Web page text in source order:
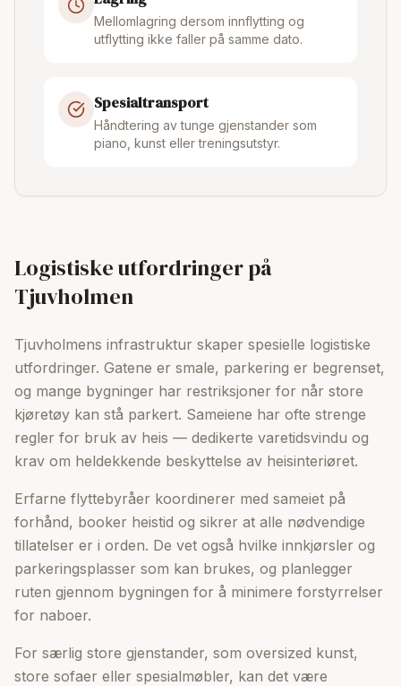
Mellomlagring dersom innflytting og
utflytting ikke faller på samme dato.
Spesialtransport
Håndtering av tunge gjenstander som
piano, kunst eller treningsutstyr.
Logistiske utfordringer på
Tjuvholmen
Tjuvholmens infrastruktur skaper spesielle logistiske
utfordringer. Gatene er smale, parkering er begrenset,
og mange bygninger har restriksjoner for når store
kjøretøy kan stå parkert. Sameiene har ofte strenge
regler for bruk av heis — dedikerte varetidsvindu og
krav om heldekkende beskyttelse av heisinteriøret.
Erfarne flyttebyråer koordinerer med sameiet på
forhånd, booker heistid og sikrer at alle nødvendige
tillatelser er i orden. De vet også hvilke innkjørsler og
parkeringsplasser som kan brukes, og planlegger
ruten gjennom bygningen for å minimere forstyrrelser
for naboer.
For særlig store gjenstander, som oversized kunst,
store sofaer eller spesialmøbler, kan det være